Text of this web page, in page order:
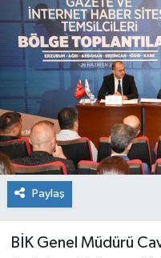
Paylaş
BİK Genel Müdürü
Teknoloji
Tokat Haberleri
Yaşam